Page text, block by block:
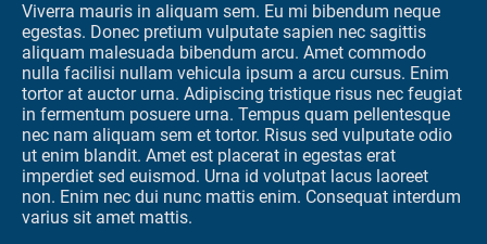
Viverra mauris in aliquam sem. Eu mi bibendum neque
egestas. Donec pretium vulputate sapien nec sagittis
aliquam malesuada bibendum arcu. Amet commodo
nulla facilisi nullam vehicula ipsum a arcu cursus. Enim
tortor at auctor urna. Adipiscing tristique risus nec feugiat
in fermentum posuere urna. Tempus quam pellentesque
nec nam aliquam sem et tortor. Risus sed vulputate odio
ut enim blandit. Amet est placerat in egestas erat
imperdiet sed euismod. Urna id volutpat lacus laoreet
non. Enim nec dui nunc mattis enim. Consequat interdum
varius sit amet mattis.